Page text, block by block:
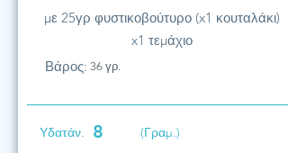
με 25γρ φυστικοβούτυρο (x1 κουταλάκι)
x1 τεμάχιο
Βάρος: 36 γρ.
Υδατάν. 8 (Γραμ.)